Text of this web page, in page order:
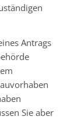
Antrags
Sie aber